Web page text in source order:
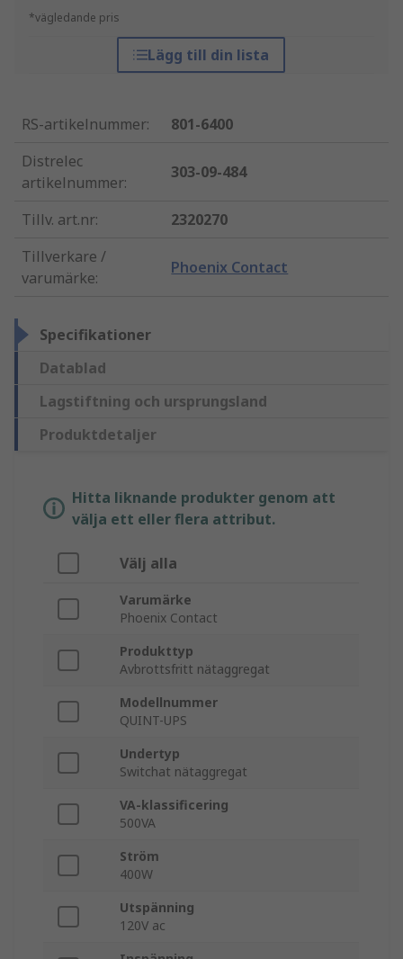
*vägledande pris
Lägg till din lista
RS-artikelnummer:
801-6400
Distrelec
artikelnummer:
303-09-484
Tillv. art.nr:
2320270
Tillverkare /
varumärke:
Phoenix Contact
Specifikationer
Datablad
Lagstiftning och ursprungsland
Produktdetaljer
Hitta liknande produkter genom att
välja ett eller flera attribut.
Välj alla
Varumärke
Phoenix Contact
Produkttyp
Avbrottsfritt nätaggregat
Modellnummer
QUINT-UPS
Undertyp
Switchat nätaggregat
VA-klassificering
500VA
Ström
400W
Utspänning
120V ac